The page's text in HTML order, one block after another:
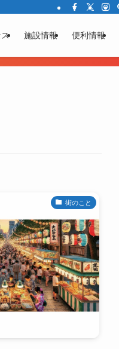
施設情報 便利情報
街のこと